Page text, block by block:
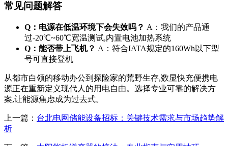
常见问题解答
Q：电源在低温环境下会失效吗？ A：我们的产品通
过-20℃~60℃宽温测试,内置电池加热系统
Q：能否带上飞机？ A：符合IATA规定的160Wh以下型
号可直接登机
从都市白领的移动办公到探险家的荒野生存,数显快充便携电
源正在重新定义现代人的用电自由。选择专业可靠的解决方
案,让能源焦虑成为过去式。
上一篇： 台北电网储能设备招标：关键技术需求与市场趋势解
析